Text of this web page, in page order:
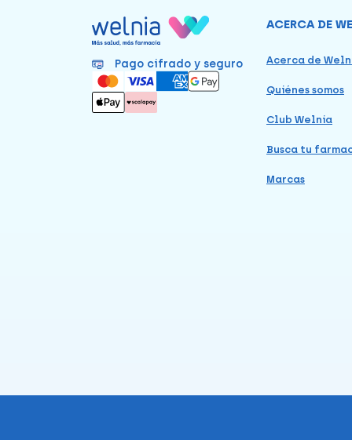
Pago cifrado y seguro
ACERCA DE
Acerca de
Quiénes somos
Club Welnia
Busca tu
Marcas